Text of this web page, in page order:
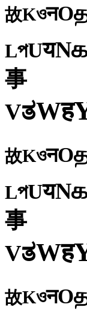
故KওनO
LপUयNக
事
VತWह
故KওनO
LপUयNக
事
VತWह
故KওनO